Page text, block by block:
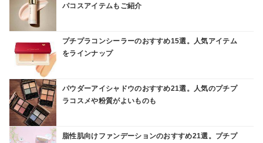
パコスアイテムもご紹介
プチプラコンシーラーのおすすめ15選。人気アイテム
をラインナップ
パウダーアイシャドウのおすすめ21選。人気のプチプ
ラコスメや粉質がよいものも
脂性肌向けファンデーションのおすすめ21選。プチプ